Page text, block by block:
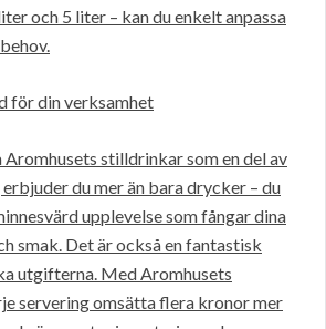
och 5 liter – kan du enkelt anpassa
för din verksamhet
stilldrinkar som en del av
du mer än bara drycker – du
upplevelse som fångar dina
smak. Det är också en fantastisk
utgifterna. Med Aromhusets
servering omsätta flera kronor mer